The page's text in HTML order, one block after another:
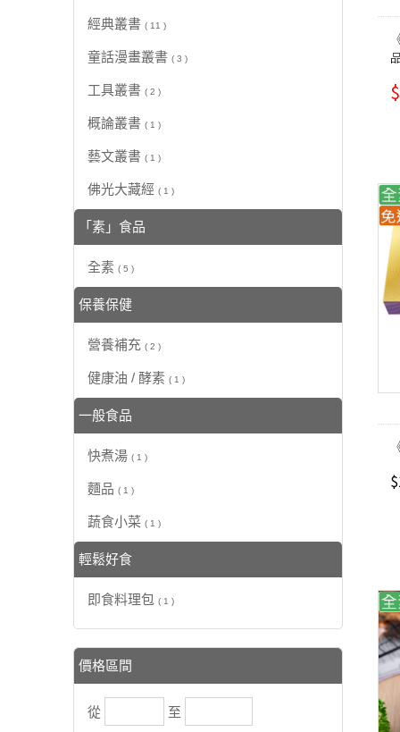
經典叢書 ( 11 )
童話漫畫叢書 ( 3 )
工具叢書 ( 2 )
概論叢書 ( 1 )
藝文叢書 ( 1 )
佛光大藏經 ( 1 )
「素」食品
全素 ( 5 )
保養保健
營養補充 ( 2 )
健康油 / 酵素 ( 1 )
一般食品
快煮湯 ( 1 )
麵品 ( 1 )
蔬食小菜 ( 1 )
輕鬆好食
即食料理包 ( 1 )
價格區間
從 至